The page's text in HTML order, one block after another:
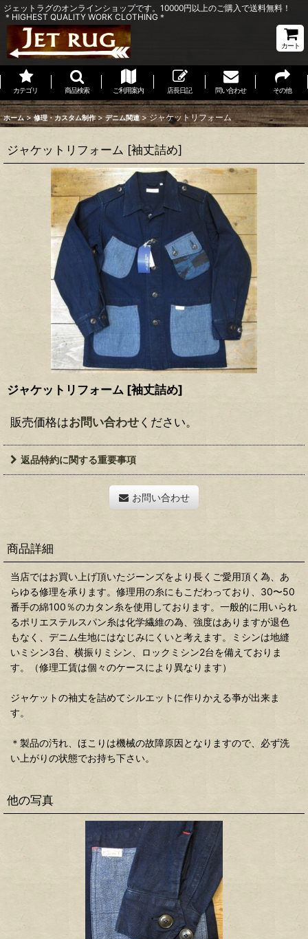
ジェットラグのオンラインショップです。10000円以上のご購入で送料無料！
＊HIGHEST QUALITY WORK CLOTHING＊
カート
カテゴリ 商品検索 ご利用案内 店長日記 問い合わせ その他
ホーム > 修理・カスタム制作 > デニム関連 > ジャケットリフォーム
ジャケットリフォーム [袖丈詰め]
ジャケットリフォーム [袖丈詰め]
販売価格はお問い合わせください。
返品特約に関する重要事項
お問い合わせ
商品詳細
当店ではお買い上げ頂いたジーンズをより長くご愛用頂く為、あ
らゆる修理を承ります。修理用の糸にもこだわっており、30〜50
番手の綿100％のカタン糸を使用しております。一般的に用いられ
るポリエステルスパン糸は化学繊維の為、強度はありますが退色
もなく、デニム生地にはなじみにくいと考えます。ミシンは地縫
いミシン3台、横振りミシン、ロックミシン2台を備えておりま
す。（修理工賃は個々のケースにより異なります）
ジャケットの袖丈を詰めてシルエットに作りかえる亊が出来ま
す。
＊製品の汚れ、ほこりは機械の故障原因となりますので、必ず洗
い上がりの状態でお持ち下さい。
他の写真